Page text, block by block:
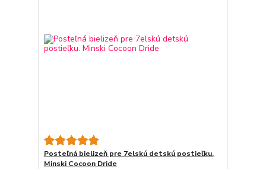
Posteľná bielizeň pre 7elskú detskú postieľku.
Minski Cocoon Dride